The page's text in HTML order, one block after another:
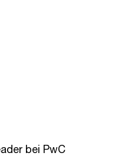
bei PwC